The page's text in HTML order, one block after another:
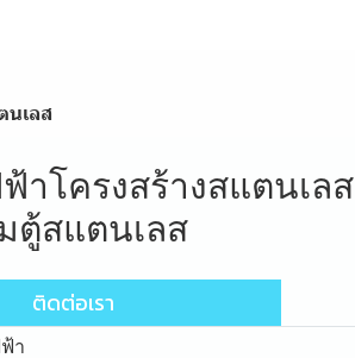
นเลส
าโครงสร้างสแตนเลส
ตู้สแตนเลส
ติดต่อเรา
า